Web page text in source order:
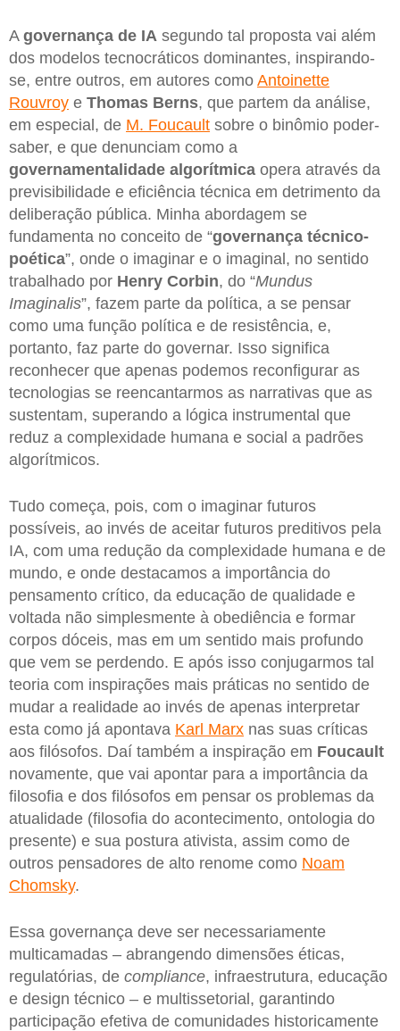
A governança de IA segundo tal proposta vai além
dos modelos tecnocráticos dominantes, inspirando-
se, entre outros, em autores como Antoinette
Rouvroy e Thomas Berns, que partem da análise,
em especial, de M. Foucault sobre o binômio poder-
saber, e que denunciam como a
governamentalidade algorítmica opera através da
previsibilidade e eficiência técnica em detrimento da
deliberação pública. Minha abordagem se
fundamenta no conceito de “governança técnico-
poética”, onde o imaginar e o imaginal, no sentido
trabalhado por Henry Corbin, do “Mundus
Imaginalis”, fazem parte da política, a se pensar
como uma função política e de resistência, e,
portanto, faz parte do governar. Isso significa
reconhecer que apenas podemos reconfigurar as
tecnologias se reencantarmos as narrativas que as
sustentam, superando a lógica instrumental que
reduz a complexidade humana e social a padrões
algorítmicos.
Tudo começa, pois, com o imaginar futuros
possíveis, ao invés de aceitar futuros preditivos pela
IA, com uma redução da complexidade humana e de
mundo, e onde destacamos a importância do
pensamento crítico, da educação de qualidade e
voltada não simplesmente à obediência e formar
corpos dóceis, mas em um sentido mais profundo
que vem se perdendo. E após isso conjugarmos tal
teoria com inspirações mais práticas no sentido de
mudar a realidade ao invés de apenas interpretar
esta como já apontava Karl Marx nas suas críticas
aos filósofos. Daí também a inspiração em Foucault
novamente, que vai apontar para a importância da
filosofia e dos filósofos em pensar os problemas da
atualidade (filosofia do acontecimento, ontologia do
presente) e sua postura ativista, assim como de
outros pensadores de alto renome como Noam
Chomsky.
Essa governança deve ser necessariamente
multicamadas – abrangendo dimensões éticas,
regulatórias, de compliance, infraestrutura, educação
e design técnico – e multissetorial, garantindo
participação efetiva de comunidades historicamente